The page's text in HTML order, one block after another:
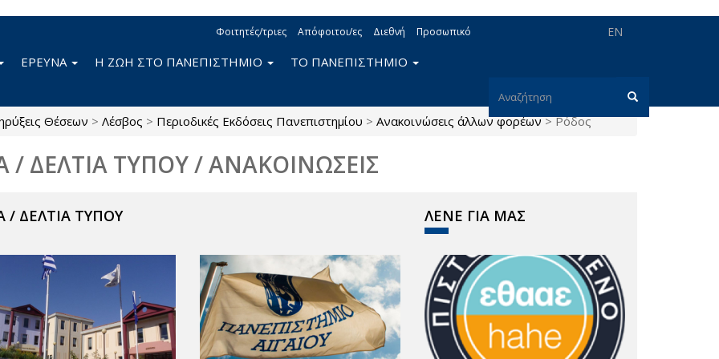
EN
Φοιτητές/τριες Απόφοιτοι/ες Διεθνή Προσωπικό
Φόρμα
αναζήτησης
Αναζήτηση
ΕΡΕΥΝΑ Η ΖΩΗ ΣΤΟ ΠΑΝΕΠΙΣΤΗΜΙΟ ΤΟ ΠΑΝΕΠΙΣΤΗΜΙΟ
Θέσεων > Λέσβος > Περιοδικές Εκδόσεις Πανεπιστημίου > Ανακοινώσεις άλλων φορέων > Ρόδος
/ ΔΕΛΤΙΑ ΤΥΠΟΥ / ΑΝΑΚΟΙΝΩΣΕΙΣ
/ ΔΕΛΤΙΑ ΤΥΠΟΥ ΛΕΝΕ ΓΙΑ ΜΑΣ